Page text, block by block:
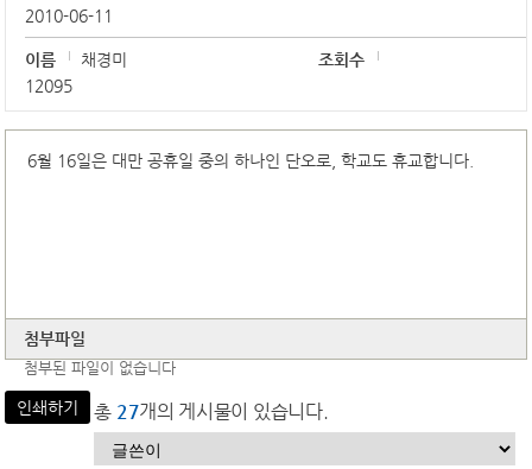
2010-06-11
이름 채경미
조회수
12095
6월 16일은 대만 공휴일 중의 하나인 단오로, 학교도 휴교합니다.
첨부파일
첨부된 파일이 없습니다
인쇄하기 총 27개의 게시물이 있습니다.